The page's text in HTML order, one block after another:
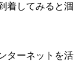
着してみると涸
ターネットを活